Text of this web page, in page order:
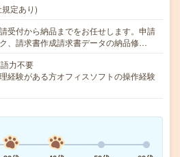
定あり)
受付から納品までをお任せします。申請
、請求書作成請求書データの納品修…
力不要
経験がある方オフィスソフトの操作経験